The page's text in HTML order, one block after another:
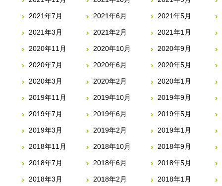
2021年7月 2021年6月 2021年5月
2021年3月 2021年2月 2021年1月
2020年11月 2020年10月 2020年9月
2020年7月 2020年6月 2020年5月
2020年3月 2020年2月 2020年1月
2019年11月 2019年10月 2019年9月
2019年7月 2019年6月 2019年5月
2019年3月 2019年2月 2019年1月
2018年11月 2018年10月 2018年9月
2018年7月 2018年6月 2018年5月
2018年3月 2018年2月 2018年1月